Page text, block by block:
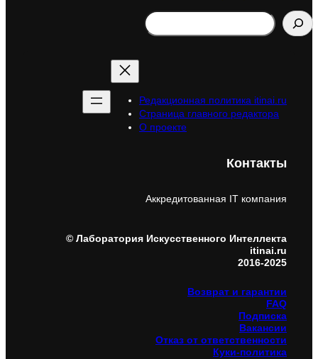
Search
Редакционная политика itinai.ru
Страница главного редактора
О проекте
Контакты
Аккредитованная IT компания
© Лаборатория Искусственного Интеллекта
itinai.ru
2016-2025
Возврат и гарантии
FAQ
Подписка
Вакансии
Отказ от ответственности
Куки-политика